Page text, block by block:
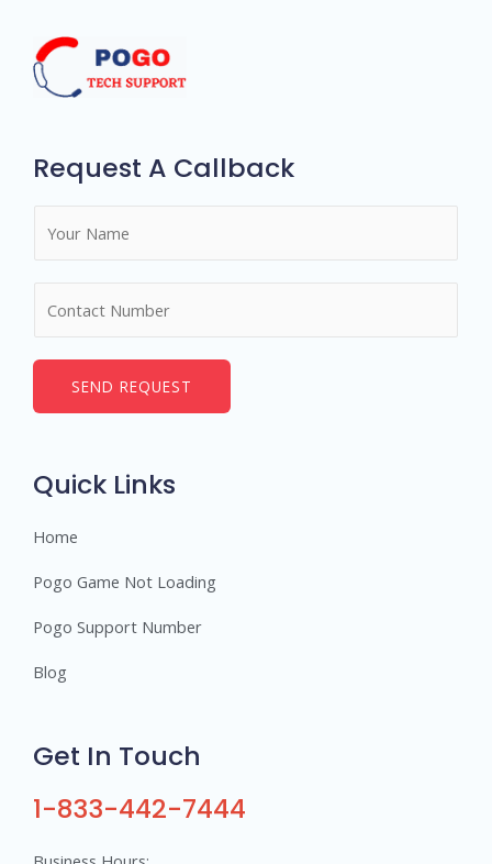
Request A Callback
*
e
SEND REQUEST
Quick Links
Home
Pogo Game Not Loading
Pogo Support Number
Blog
Get In Touch
1-833-442-7444